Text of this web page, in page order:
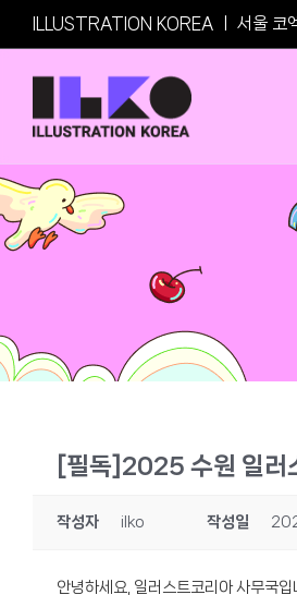
ILLUSTRATION KOREA 서울 코
[필독]2025 수원 일러
작성자 ilko 작성일
안녕하세요, 일러스트코리아 사무국입